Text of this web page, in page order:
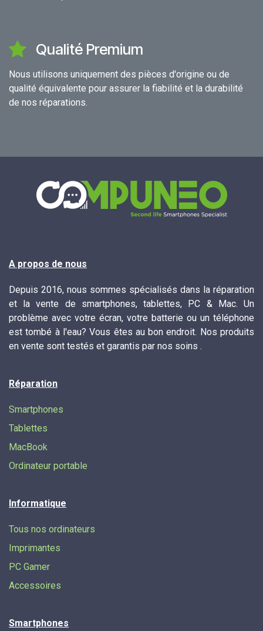
Qualité Premium
Nous utilisons uniquement des pièces d'origine ou de
qualité équivalente pour assurer la fiabilité et la durabilité
de nos réparations.
A propos de nous
Depuis 2016, nous sommes spécialisés dans la réparation
et la vente de smartphones, tablettes, PC & Mac. Un
problème avec votre écran, votre batterie ou un téléphone
est tombé à l'eau? Vous êtes au bon endroit. Nos produits
en vente sont testés et garantis par nos soins .
Réparation
Smartphones
Tablettes
MacBook
Ordinateur portable
Informatique
Tous nos ordinateurs
Imprimantes
PC Gamer
Accessoires
Smartphones